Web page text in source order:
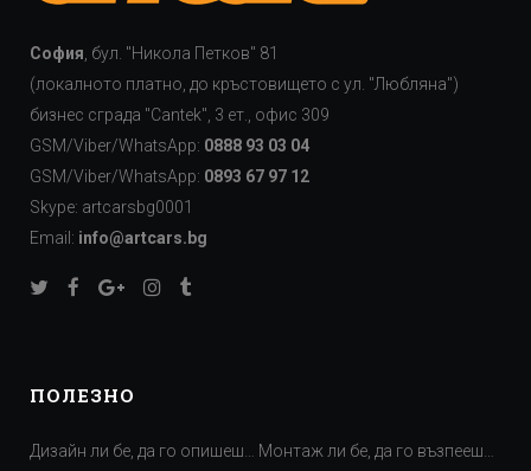
София, бул. "Никола Петков" 81
(локалното платно, до кръстовището с ул. "Любляна")
бизнес сграда "Cаntek", 3 ет., офис 309
GSM/Viber/WhatsApp: 0888 93 03 04
GSM/Viber/WhatsApp: 0893 67 97 12
Skype: artcarsbg0001
Email: info@artcars.bg
ПОЛЕЗНО
Дизайн ли бе, да го опишеш… Монтаж ли бе, да го възпееш…